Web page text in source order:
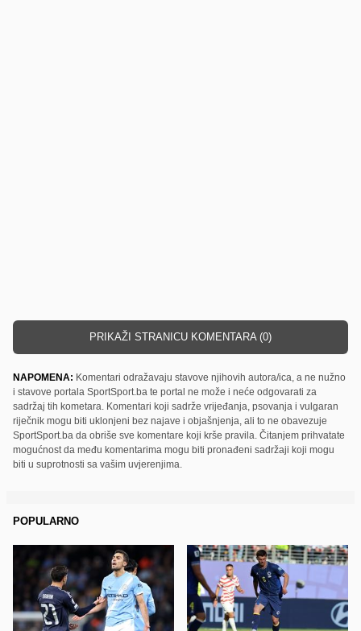
PRIKAŽI STRANICU KOMENTARA (0)
NAPOMENA: Komentari odražavaju stavove njihovih autora/ica, a ne nužno
i stavove portala SportSport.ba te portal ne može i neće odgovarati za
sadržaj tih kometara. Komentari koji sadrže vrijeđanja, psovanja i vulgaran
riječnik mogu biti uklonjeni bez najave i objašnjenja, ali to ne obavezuje
SportSport.ba da obriše sve komentare koji krše pravila. Čitanjem prihvatate
mogućnost da među komentarima mogu biti pronađeni sadržaji koji mogu
biti u suprotnosti sa vašim uvjerenjima.
POPULARNO